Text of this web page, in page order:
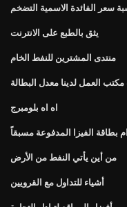
سعر الفائدة الاسمية التضخم
يثق بالطبع على الانترنت
منتدى المشترين للنفط الخام
العمل لدينا معدل البطالة
اه اه بلومبرج
بطاقة الفيزا المدفوعة مسبقاً
من أين يأتي النفط من الأرض
أشياء للتداول مع القرويين